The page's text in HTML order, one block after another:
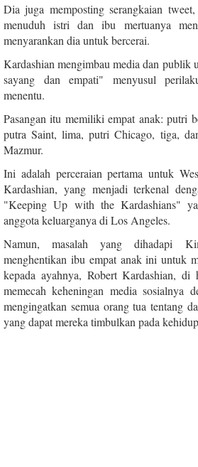
Dia juga memposting serangkaian
menuduh istri dan ibu mertuanya
menyarankan dia untuk bercerai.
Kardashian mengimbau media dan publik
sayang dan empati" menyusul
menentu.
Pasangan itu memiliki empat anak: putri
putra Saint, lima, putri Chicago, tiga,
Mazmur.
Ini adalah perceraian pertama untuk
Kardashian, yang menjadi terkenal
"Keeping Up with the Kardashians"
anggota keluarganya di Los Angeles.
Namun, masalah yang dihadapi
menghentikan ibu empat anak ini untuk
kepada ayahnya, Robert Kardashian,
memecah keheningan media sosialnya
mengingatkan semua orang tua tentang
yang dapat mereka timbulkan pada